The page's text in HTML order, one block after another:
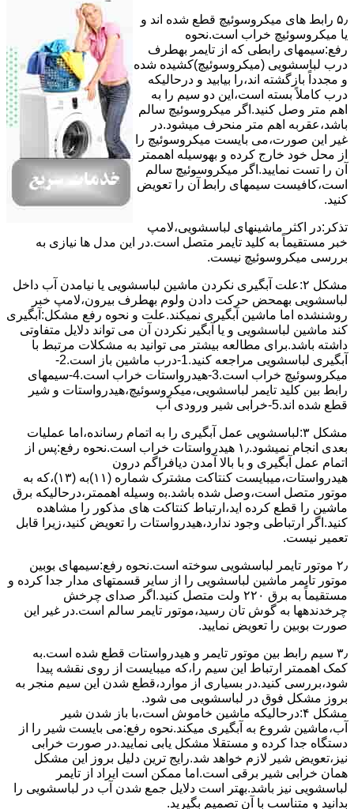
۵٫ رابط های ﻣﯿﮑﺮوﺳﻮﺋﯿﭻ ﻗﻄﻊ شده اند و
ﯾﺎ ﻣﯿﮑﺮوﺳﻮﺋﯿﭻ ﺧﺮاب اﺳﺖ.نحوه
رفع:سیمهای راﺑﻄﯽ ﮐﻪ از ﺗﺎﯾﻤﺮ بهطرف
درب لباسشویی (ﻣﯿﮑﺮوﺳﻮﺋﯿﭻ)کشیده شده
و مجدداً بازگشته اند،را ﺑﯿﺎﺑﯿﺪ و درحالیکه
درب کاملاً ﺑﺴﺘﻪ اﺳﺖ،اﯾﻦ دو ﺳﯿﻢ را ﺑﻪ
اﻫﻢ ﻣﺘﺮ وصل کنید.اﮔﺮ ﻣﯿﮑﺮوﺳﻮﺋﯿﭻ ﺳﺎﻟﻢ
ﺑﺎﺷﺪ،ﻋﻘﺮﺑﻪ اهم متر ﻣﻨﺤﺮف میشود.در
ﻏﯿﺮ اﯾﻦ ﺻﻮرت،می بایست ﻣﯿﮑﺮوﺳﻮﺋﯿﭻ را
از ﻣﺤﻞ خود ﺧﺎرج کرده و بهوسیله اهممتر
آن را ﺗﺴﺖ ﻧﻤﺎﯾﯿﺪ.اﮔﺮ ﻣﯿﮑﺮوﺳﻮﺋﯿﭻ ﺳﺎﻟﻢ
اﺳﺖ،ﮐﺎﻓﯿﺴﺖ سیمهای راﺑﻄ آن را ﺗﻌﻮﯾﺾ
کنید.
ﺗﺬﮐﺮ:در اﮐﺜﺮ ماشینهای لباسشویی،ﻻﻣﭗ
ﺧﺒﺮ مستقیماً ﺑﻪ ﮐﻠﯿﺪ ﺗﺎﯾﻤﺮ ﻣﺘﺼﻞ اﺳﺖ.در اﯾﻦ مدل ها ﻧﯿﺎزی ﺑﻪ
بررسی ﻣﯿﮑﺮوﺳﻮﺋﯿﭻ نیست.
مشکل ۲:علت آبگیری نکردن ماشین لباسشویی یا نیامدن آب داخل
لباسشویی بهمحض ﺣﺮﮐﺖ دادن وﻟﻮم بهطرف ﺑﯿﺮون،ﻻﻣﭗ ﺧﺒﺮ
روشنشده اﻣﺎ ﻣﺎﺷﯿﻦ آﺑﮕﯿﺮی نمیکند.ﻋﻠﺖ و نحوه رﻓﻊ مشکل:آبگیری
کند ماشین لباسشویی و یا آبگیر نکردن آن می تواند دلایل متفاوتی
داشته باشد.برای مطالعه بیشتر می توانید به مشکلات مرتبط با
آبگیری لباسشویی مراجعه کنید.1-درب ﻣﺎﺷﯿﻦ ﺑﺎز اﺳﺖ.2-
ﻣﯿﮑﺮوﺳﻮﺋﯿﭻ ﺧﺮاب اﺳﺖ.3-ﻫﯿﺪرواﺳﺘﺎت ﺧﺮاب اﺳﺖ.4-سیمهای
راﺑﻂ ﺑﯿﻦ ﮐﻠﯿﺪ ﺗﺎﯾﻤﺮ لباسشویی،ﻣﯿﮑﺮوﺳﻮﺋﯿﭻ،ﻫﯿﺪرواﺳﺘﺎت و ﺷﯿﺮ
ﻗﻄﻊ ﺷﺪه اند.5-خرابی شیر ورودی آب
مشکل ۳:لباسشویی ﻋﻤﻞ آﺑﮕﯿﺮی را ﺑﻪ اﺗﻤﺎم رﺳﺎﻧﺪه،اﻣﺎ ﻋﻤﻠﯿﺎت
ﺑﻌﺪی اﻧﺠﺎم نمیشود.۱٫ ﻫﯿﺪرواﺳﺘﺎت ﺧﺮاب اﺳﺖ.نحوه رﻓﻊ:ﭘﺲ از
اﺗﻤﺎم عمل آﺑﮕﯿﺮی و ﺑﺎ ﺑﺎﻻ آﻣﺪن دﯾﺎﻓﺮاﮔﻢ درون
ﻫﯿﺪرواﺳﺘﺎت،میبایست ﮐﻨﺘﺎﮐﺖ ﻣﺸﺘﺮک شماره (۱۱)به (۱۳)،ﮐﻪ ﺑﻪ
ﻣﻮﺗﻮر ﻣﺘﺼﻞ اﺳﺖ،وﺻﻞ ﺷﺪه ﺑﺎﺷﺪ.ﺑه وسیله اهممتر،درحالیکه ﺑﺮق
ﻣﺎﺷﯿﻦ را ﻗﻄﻊ کرده اید،ارﺗﺒﺎط ﮐﻨﺘﺎﮐﺖ ﻫﺎی ﻣﺬﮐﻮر را ﻣﺸﺎﻫﺪه
کنید.اﮔﺮ ارﺗﺒﺎطی وجود ندارد،ﻫﯿﺪرواﺳﺘﺎت را ﺗﻌﻮﯾﺾ ﮐﻨﯿﺪ،زﯾﺮا قابل
ﺗﻌﻤﯿﺮ نیست.
۲٫ ﻣﻮﺗﻮر ﺗﺎﯾﻤﺮ لباسشویی ﺳﻮﺧﺘﻪ اﺳﺖ.نحوه رﻓﻊ:سیمهای ﺑﻮﺑﯿﻦ
ﻣﻮﺗﻮر ﺗﺎﯾﻤﺮ ماشین لباسشویی را از ﺳﺎﯾﺮ قسمتهای ﻣﺪار ﺟﺪا کرده و
مستقیماً ﺑﻪ برق ۲۲۰ وﻟﺖ ﻣﺘﺼﻞ کنید.اﮔﺮ ﺻﺪای ﭼﺮﺧﺶ
چرخدندهها به گوش تان رﺳﯿﺪ،ﻣﻮﺗﻮر ﺗﺎﯾﻤﺮ ﺳﺎﻟﻢ اﺳﺖ.در ﻏﯿﺮ اﯾﻦ
ﺻﻮرت ﺑﻮﺑﯿﻦ را ﺗﻌﻮﯾﺾ ﻧﻤﺎﯾﯿﺪ.
۳٫ ﺳﯿﻢ راﺑﻂ ﺑﯿﻦ ﻣﻮﺗﻮر ﺗﺎﯾﻤﺮ و ﻫﯿﺪرواﺳﺘﺎت ﻗﻄﻊ ﺷﺪه اﺳﺖ.به
کمک اهممتر ارﺗﺒﺎط اﯾﻦ ﺳﯿﻢ را،ﮐﻪ میبایست از روی ﻧﻘﺸﻪ ﭘﯿﺪا
ﺷﻮد،بررسی ﮐﻨﯿﺪ.در ﺑﺴﯿﺎری از موارد،ﻗﻄﻊ ﺷﺪن اﯾﻦ ﺳﯿﻢ ﻣﻨﺠﺮ ﺑﻪ
ﺑﺮوز مشکل ﻓﻮق در لباسشویی می شود.
مشکل ۴:درحالیکه ﻣﺎﺷﯿﻦ ﺧﺎﻣﻮش اﺳﺖ،ﺑﺎ ﺑﺎز ﺷﺪن ﺷﯿﺮ
آب،ﻣﺎﺷﯿﻦ ﺷﺮوع ﺑﻪ آﺑﮕﯿﺮی میکند.نحوه رﻓﻊ:می بایست ﺷﯿﺮ را از
دستگاه جدا کرده و مستقلا مشکل یابی نمایید.در صورت خرابی
نیز،تعویض شیر لازم خواهد شد.رایج ترین دلیل بروز این مشکل
همان خرابی شیر برقی است.اما ممکن است ایراد از تایمر
لباسشویی نیز باشد.بهتر است دلایل جمع شدن آب در لباسشویی را
بدانید و متناسب با آن تصمیم بگیرید.